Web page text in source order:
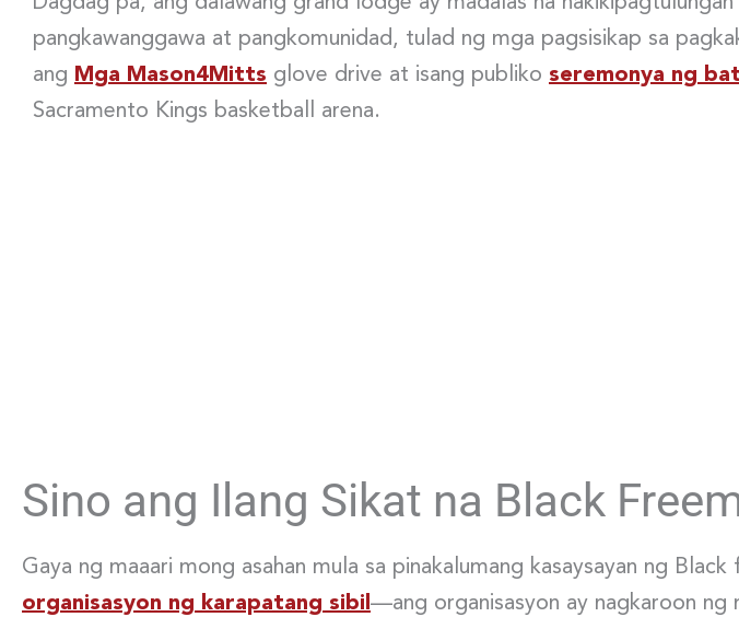
pangkawanggawa at pangkomunidad, tulad ng mga pagsisikap sa
ang Mga Mason4Mitts glove drive at isang publiko seremonya ng
Sacramento Kings basketball arena.
Sino ang Ilang Sikat na Black
Gaya ng maaari mong asahan mula sa pinakalumang kasaysayan ng
organisasyon ng karapatang sibil—ang organisasyon ay nagkaroon ng